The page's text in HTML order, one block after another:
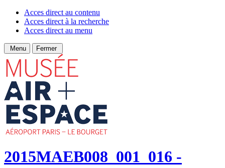
Acces direct au contenu
Acces direct à la recherche
Acces direct au menu
Menu Fermer
2015MAEB008_001_016 -